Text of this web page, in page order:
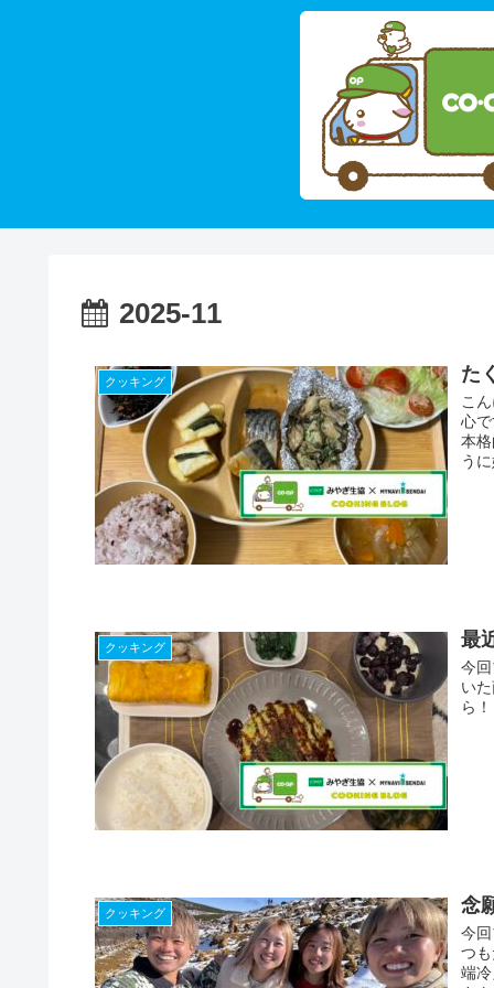
2025-11
クッキング た
こ
心
本
う
クッキング 最
今
い
ら
クッキング 念
今
つ
端